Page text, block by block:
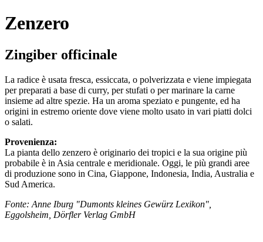
Zenzero
Zingiber officinale
La radice è usata fresca, essiccata, o polverizzata e viene impiegata
per preparati a base di curry, per stufati o per marinare la carne
insieme ad altre spezie. Ha un aroma speziato e pungente, ed ha
origini in estremo oriente dove viene molto usato in vari piatti dolci
o salati.
Provenienza:
La pianta dello zenzero è originario dei tropici e la sua origine più
probabile è in Asia centrale e meridionale. Oggi, le più grandi aree
di produzione sono in Cina, Giappone, Indonesia, India, Australia e
Sud America.
Fonte: Anne Iburg "Dumonts kleines Gewürz Lexikon",
Eggolsheim, Dörfler Verlag GmbH